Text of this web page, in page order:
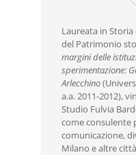
Laureata in Storia
del Patrimonio
margini delle
sperimentazione:
Arlecchino
a.a. 2011-2012),
Studio Fulvia
come consulente
comunicazione,
Milano e altre